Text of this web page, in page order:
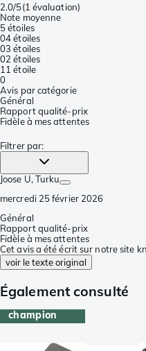
2.0/5(1 évaluation)
Note moyenne
5 étoiles
04 étoiles
03 étoiles
02 étoiles
1 1 étoile
0
Avis par catégorie
Général
Rapport qualité-prix
Fidèle à mes attentes
Filtrer par:
Joose U, Turku
mercredi 25 février 2026
Général
Rapport qualité-prix
Fidèle à mes attentes
Cet avis a été écrit sur notre site
voir le texte original
Également consulté
champion